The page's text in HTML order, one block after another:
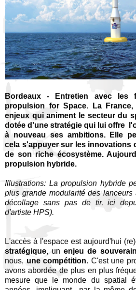
Bordeaux - Entretien avec les
propulsion for Space.
La
enjeux qui animent le secteur du
dotée d'une stratégie qui lui offre
à nouveau ses ambitions. Elle
cela s'appuyer sur les innovations
de son riche écosystème.
propulsion hybride.
Illustrations: La propulsion hybride
plus grande modularité des
décollage sans pas de tir, ici
d'artiste HPS).
L'accès à l'espace est aujourd'hui
stratégique, unenjeu de
nous, une compétition. C'est une
avons abordée de plus en plus
mesure que le monde du spatial